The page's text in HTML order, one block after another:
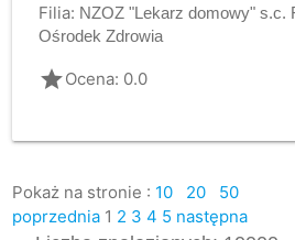
Filia: NZOZ "Lekarz domowy" s.c.
Ośrodek Zdrowia
gradeOcena: 0.0
Pokaż na stronie : 10 20
50
poprzednia 1 2 3 4 5 następna